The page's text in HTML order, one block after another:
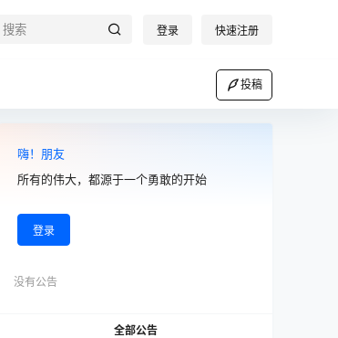
登录 快速注册
投稿
嗨！朋友
所有的伟大，都源于一个勇敢的开始
登录
没有公告
全部公告